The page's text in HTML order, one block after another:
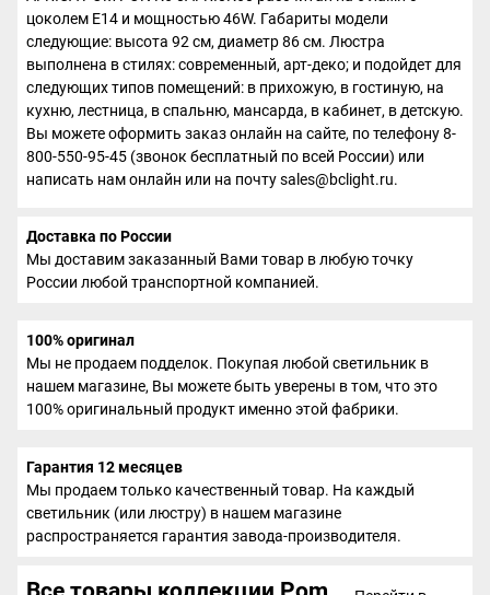
цоколем E14 и мощностью 46W. Габариты модели
следующие: высота 92 см, диаметр 86 см. Люстра
выполнена в стилях: современный, арт-деко; и подойдет для
следующих типов помещений: в прихожую, в гостиную, на
кухню, лестница, в спальню, мансарда, в кабинет, в детскую.
Вы можете оформить заказ онлайн на сайте, по телефону 8-
800-550-95-45 (звонок бесплатный по всей России) или
написать нам онлайн или на почту sales@bclight.ru.
Доставка по России
Мы доставим заказанный Вами товар в любую точку
России любой транспортной компанией.
100% оригинал
Мы не продаем подделок. Покупая любой светильник в
нашем магазине, Вы можете быть уверены в том, что это
100% оригинальный продукт именно этой фабрики.
Гарантия 12 месяцев
Мы продаем только качественный товар. На каждый
светильник (или люстру) в нашем магазине
распространяется гарантия завода-производителя.